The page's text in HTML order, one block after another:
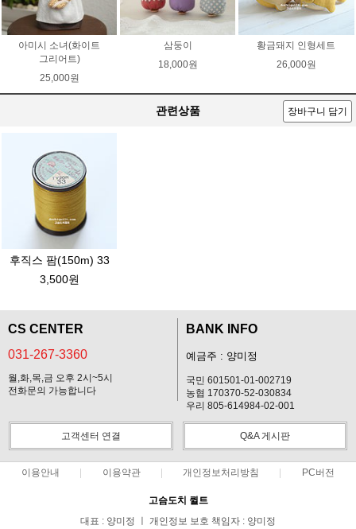
아미시 소녀(화이트
그리어트)
25,000원
삼둥이
18,000원
황금돼지 인형세트
26,000원
관련상품 장바구니 담기
후직스 팜(150m) 33
3,500원
CS CENTER
031-267-3360
월,화,목,금 오후 2시~5시
전화문의 가능합니다
BANK INFO
예금주 : 양미정
국민 601501-01-002719
농협 170370-52-030834
우리 805-614984-02-001
고객센터 연결 Q&A 게시판
이용안내 이용약관 개인정보처리방침 PC버전
고슴도치 퀼트
대표 : 양미정 ㅣ 개인정보 보호 책임자 : 양미정